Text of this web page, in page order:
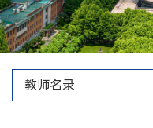
教师名录